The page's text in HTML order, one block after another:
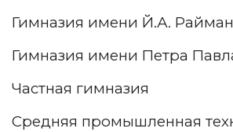
Гимназия имени Й.А.
Гимназия имени Петра
Частная гимназия
Средняя промышленная